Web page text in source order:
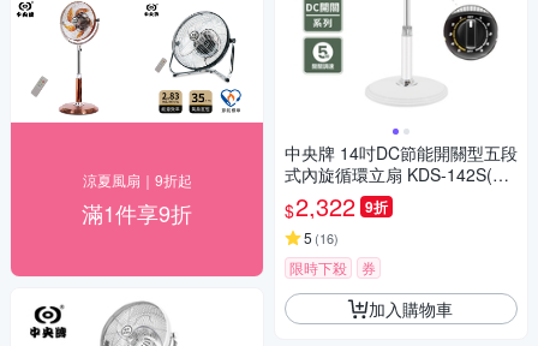
涼夏風扇｜9折起
滿1件享9折
中央牌 14吋DC節能開關型五段
式內旋循環立扇 KDS-142S(絢
麗白)
$2,322 9折
5 (16)
限時下殺 券
加入購物車